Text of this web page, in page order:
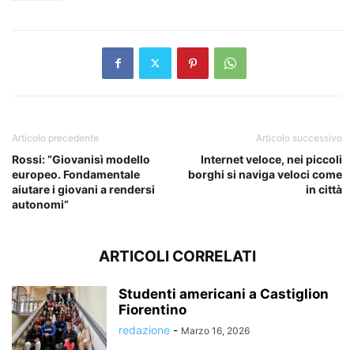
Articolo precedente
Rossi: “Giovanisì modello
europeo. Fondamentale
aiutare i giovani a rendersi
autonomi”
Articolo successivo
Internet veloce, nei piccoli
borghi si naviga veloci come
in città
ARTICOLI CORRELATI
Studenti americani a Castiglion
Fiorentino
redazione - Marzo 16, 2026